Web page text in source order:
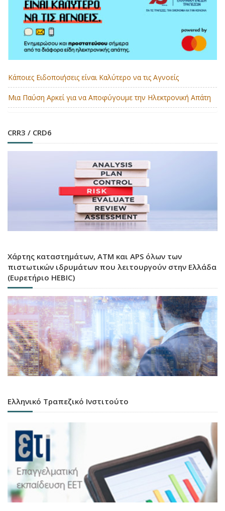
Κάποιες Ειδοποιήσεις είναι Καλύτερο να τις Αγνοείς
Μια Παύση Αρκεί για να Αποφύγουμε την Ηλεκτρονική Απάτη
CRR3 / CRD6
Χάρτης καταστημάτων, ATM και APS όλων των
πιστωτικών ιδρυμάτων που λειτουργούν στην Ελλάδα
(Ευρετήριο HEBIC)
Ελληνικό Τραπεζικό Ινστιτούτο